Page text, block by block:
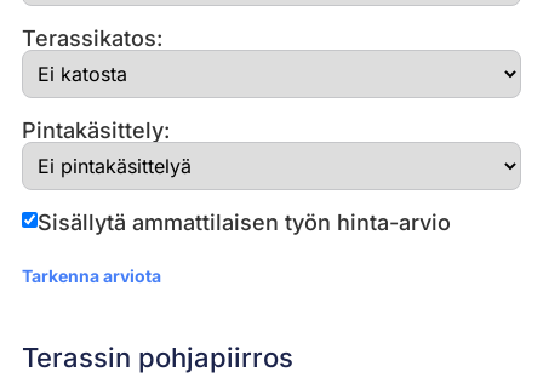
Terassikatos:
Pintakäsittely:
Sisällytä ammattilaisen työn hinta-arvio
Tarkenna arviota
Terassin pohjapiirros